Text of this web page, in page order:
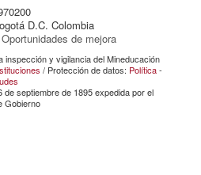
D.C. Colombia
Oportunidades de mejora
y vigilancia del Mineducación
/ Protección de datos: Política-
septiembre de 1895 expedida por el
Gobierno